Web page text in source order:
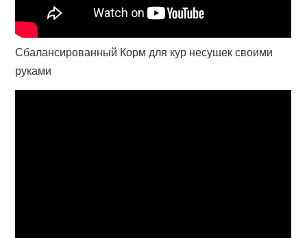
Сбалансированный Корм для кур несушек своими
руками